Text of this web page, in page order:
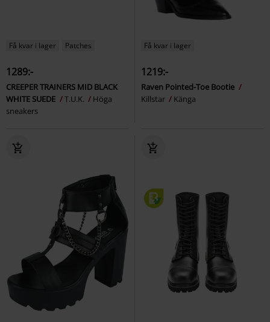
Få kvar i lager Patches
1289:-
CREEPER TRAINERS MID BLACK
WHITE SUEDE
T.U.K.
Höga
sneakers
Få kvar i lager
1219:-
Raven Pointed-Toe Bootie
Killstar
Känga